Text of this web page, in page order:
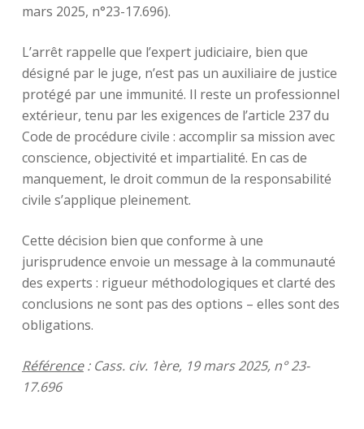
mars 2025, n°23-17.696).
L’arrêt rappelle que l’expert judiciaire, bien que
désigné par le juge, n’est pas un auxiliaire de justice
protégé par une immunité. Il reste un professionnel
extérieur, tenu par les exigences de l’article 237 du
Code de procédure civile : accomplir sa mission avec
conscience, objectivité et impartialité. En cas de
manquement, le droit commun de la responsabilité
civile s’applique pleinement.
Cette décision bien que conforme à une
jurisprudence envoie un message à la communauté
des experts : rigueur méthodologiques et clarté des
conclusions ne sont pas des options – elles sont des
obligations.
Référence: Cass. civ. 1ère, 19 mars 2025, n° 23-
17.696